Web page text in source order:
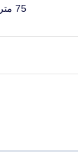
75 متر